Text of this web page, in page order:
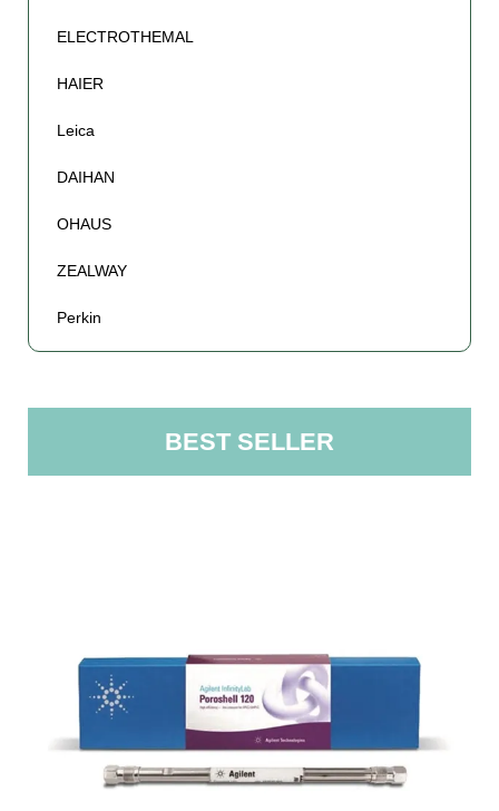
ELECTROTHEMAL
HAIER
Leica
DAIHAN
OHAUS
ZEALWAY
Perkin
BEST SELLER